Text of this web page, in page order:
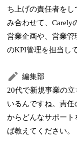
ち上げの責任者をし
み合わせて、Carely
営業企画や、営業
のKPI管理を担当し
編集部
20代で新規事業の
いるんですね。責任
からどんなサポー
ば教えてください。